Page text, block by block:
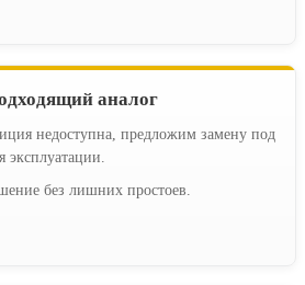
аналог
недоступна, предложим замену под
эксплуатации.
без лишних простоев.